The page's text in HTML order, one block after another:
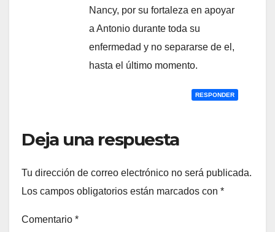
Nancy, por su fortaleza en apoyar
a Antonio durante toda su
enfermedad y no separarse de el,
hasta el último momento.
RESPONDER
Deja una respuesta
Tu dirección de correo electrónico no será publicada.
Los campos obligatorios están marcados con *
Comentario *